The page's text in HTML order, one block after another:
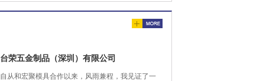
台荣五金制品（深圳）有限公司
自从和宏聚模具合作以来，风雨兼程，我见证了一